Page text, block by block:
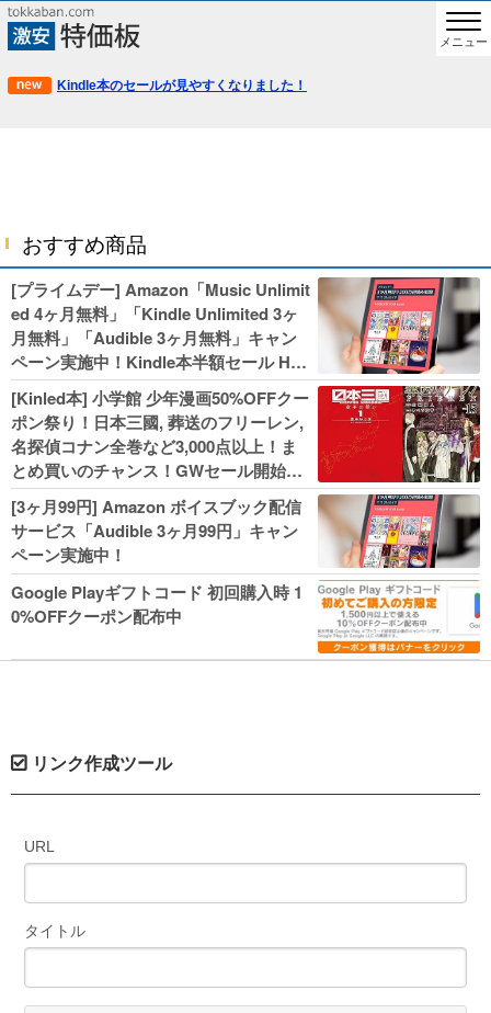
メニュー
Kindle本のセールが見やすくなりました！
おすすめ商品
[プライムデー] Amazon「Music Unlimit
ed 4ヶ月無料」「Kindle Unlimited 3ヶ
月無料」「Audible 3ヶ月無料」キャン
ペーン実施中！Kindle本半額セール HU
NTER×HUNTERなど集英社、無職転生,
幼女戦記などKADOKAWA、キャプテン
翼100円セールも！
[Kinled本] 小学館 少年漫画50%OFFクー
ポン祭り！日本三國, 葬送のフリーレン,
名探偵コナン全巻など3,000点以上！ま
とめ買いのチャンス！GWセール開始！
人気コミック多数 カドカワ祭やIT関連本
がセールに！
[3ヶ月99円] Amazon ボイスブック配信
サービス「Audible 3ヶ月99円」キャン
ペーン実施中！
Google Playギフトコード 初回購入時 1
0%OFFクーポン配布中
リンク作成ツール
URL
タイトル